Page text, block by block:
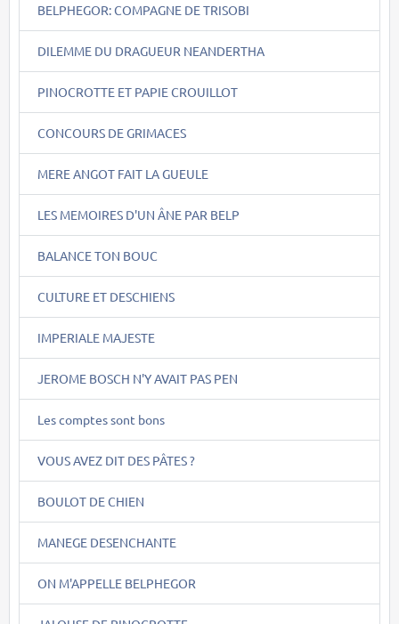
BELPHEGOR: COMPAGNE DE TRISOBI
DILEMME DU DRAGUEUR NEANDERTHA
PINOCROTTE ET PAPIE CROUILLOT
CONCOURS DE GRIMACES
MERE ANGOT FAIT LA GUEULE
LES MEMOIRES D'UN ÂNE PAR BELP
BALANCE TON BOUC
CULTURE ET DESCHIENS
IMPERIALE MAJESTE
JEROME BOSCH N'Y AVAIT PAS PEN
Les comptes sont bons
VOUS AVEZ DIT DES PÂTES ?
BOULOT DE CHIEN
MANEGE DESENCHANTE
ON M'APPELLE BELPHEGOR